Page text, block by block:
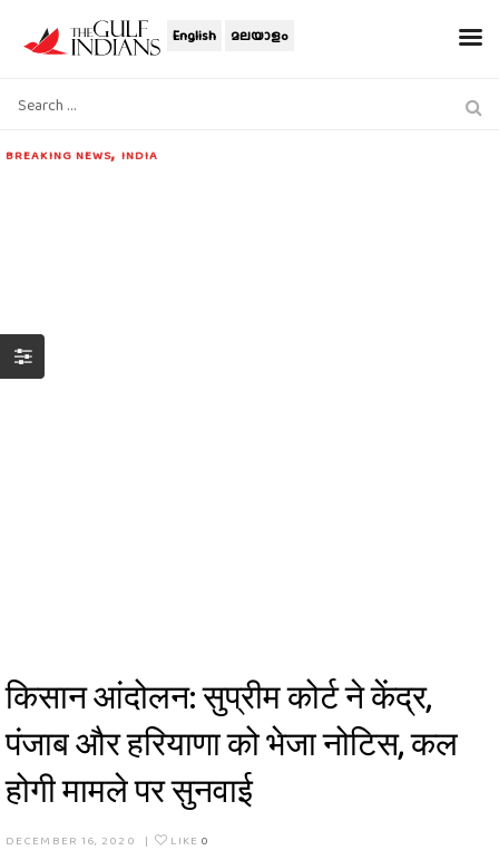
English മലയാളം
BREAKING NEWS, INDIA
किसान आंदोलन: सुप्रीम कोर्ट ने केंद्र,
पंजाब और हरियाणा को भेजा नोटिस, कल
होगी मामले पर सुनवाई
DECEMBER 16, 2020 | LIKE 0